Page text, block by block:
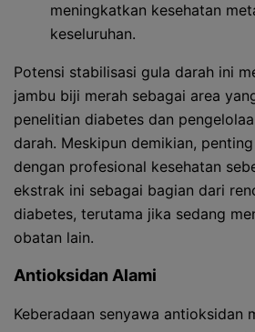
meningkatkan kesehatan
keseluruhan.
Potensi stabilisasi gula darah ini
jambu biji merah sebagai area
penelitian diabetes dan
darah. Meskipun demikian,
dengan profesional kesehatan
ekstrak ini sebagai bagian dari
diabetes, terutama jika sedang
obatan lain.
Antioksidan Alami
Keberadaan senyawa antioksidan